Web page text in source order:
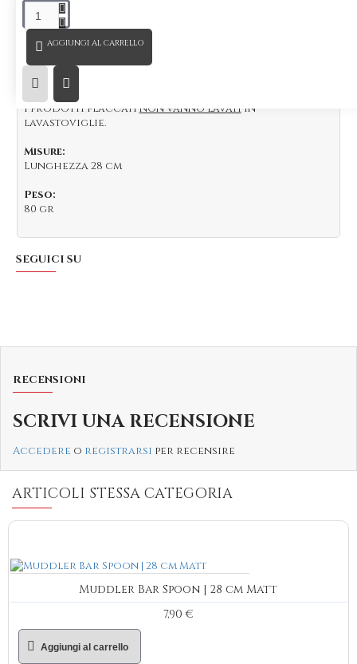
AGGIUNGI AL CARRELLO
DESCRIZIONE
Bar Spoon Muddlerclassico
18/10placcatoNero specchiato.
Solido, resistente e perfettamente bilanciato,
I prodotti placcati non vanno lavati in
lavastoviglie.
Misure:
Lunghezza 28 cm
Peso:
80 gr
SEGUICI SU
RECENSIONI
SCRIVI UNA RECENSIONE
Accedere o registrarsi per recensire
ARTICOLI STESSA CATEGORIA
Muddler Bar Spoon | 28 cm Matt
7,90 €
Aggiungi al carrello